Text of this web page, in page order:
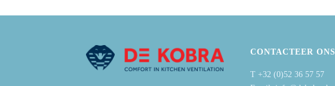
CONTACTEER ONS
T +32 (0)52 36 57 57